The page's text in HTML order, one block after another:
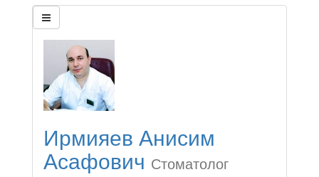
Ирмияев Анисим
Асафович Стоматолог